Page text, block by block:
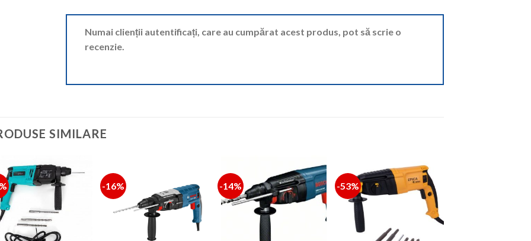
Numai clienții autentificați, care au cumpărat acest produs, pot să scrie o
recenzie.
SIMILARE
-16% -14% -53%